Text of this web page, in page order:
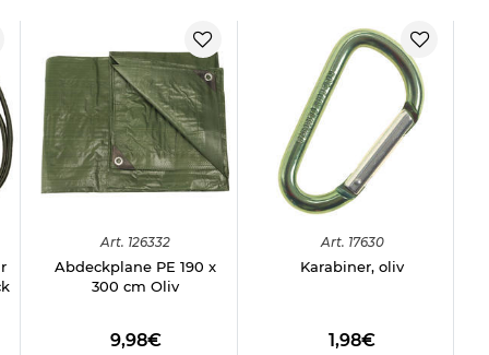
Art. 126332
Abdeckplane PE 190 x
300 cm Oliv
9,98€
Art. 17630
Karabiner, oliv
1,98€